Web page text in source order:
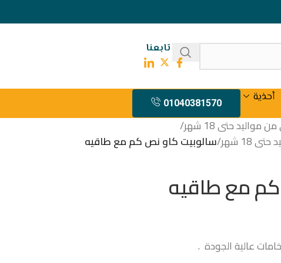
تابعنا
أحذية 01040381570
حتى 18 شهر
/
شهر
/سالوبيت كاو نص كم مع طاقيه
مع طاقيه
عالية الجودة .